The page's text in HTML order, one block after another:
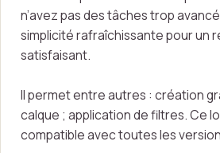
n’avez pas des tâches trop
simplicité rafraîchissante pour un
satisfaisant.
Il permet entre autres : création
calque ; application de filtres. Ce
compatible avec toutes les